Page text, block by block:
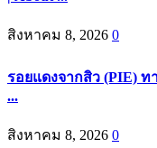
สิงหาคม 8, 2026 0
รอยแดงจากสิว (PIE) ท
...
สิงหาคม 8, 2026 0